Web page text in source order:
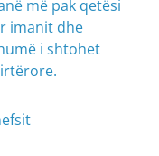
më pak qetësi
imanit dhe
i shtohet